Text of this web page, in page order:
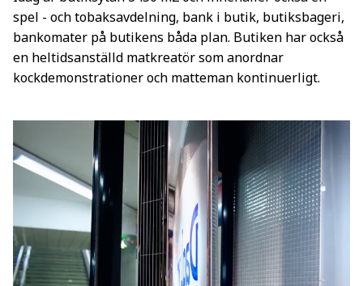
spel - och tobaksavdelning, bank i butik, butiksbageri,
bankomater på butikens båda plan. Butiken har också
en heltidsanställd matkreatör som anordnar
kockdemonstrationer och matteman kontinuerligt.